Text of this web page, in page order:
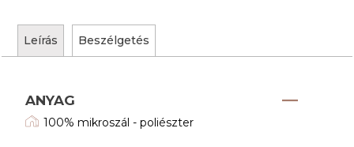
Leírás Beszélgetés
ANYAG
100% mikroszál - poliészter